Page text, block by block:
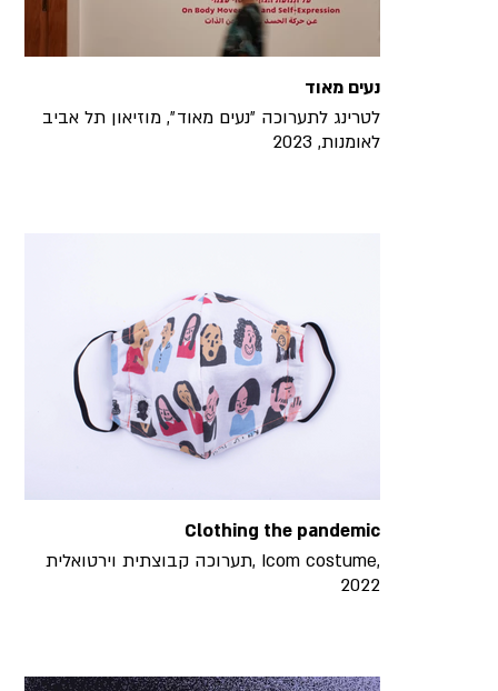
נעים מאוד
לטרינג לתערוכה ״נעים מאוד״, מוזיאון תל אביב
לאומנות, 2023
Clothing the pandemic
תערוכה קבוצתית וירטואלית, Icom costume,
2022